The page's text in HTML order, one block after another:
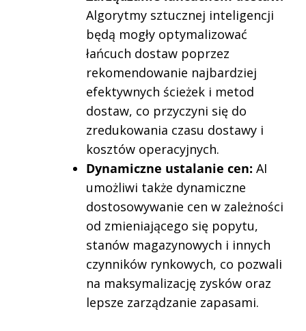
Algorytmy sztucznej inteligencji
będą mogły optymalizować
łańcuch dostaw poprzez
rekomendowanie najbardziej
efektywnych ścieżek i metod
dostaw, co przyczyni się do
zredukowania czasu dostawy i
kosztów operacyjnych.
Dynamiczne ustalanie cen: AI
umożliwi także dynamiczne
dostosowywanie cen w zależności
od zmieniającego się popytu,
stanów magazynowych i innych
czynników rynkowych, co pozwali
na maksymalizację zysków oraz
lepsze zarządzanie zapasami.